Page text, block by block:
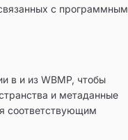
с программным
в и из WBMP, чтобы
и метаданные
соответствующим